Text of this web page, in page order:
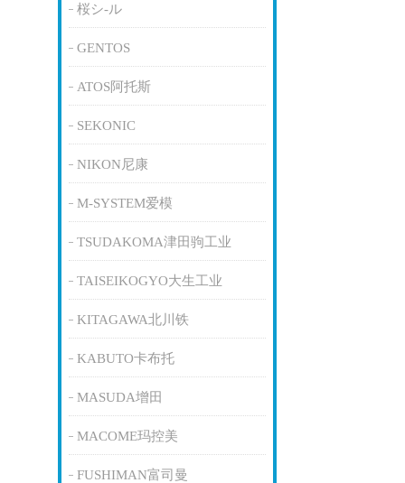
桜シ-ル
GENTOS
ATOS阿托斯
SEKONIC
NIKON尼康
M-SYSTEM爱模
TSUDAKOMA津田驹工业
TAISEIKOGYO大生工业
KITAGAWA北川铁
KABUTO卡布托
MASUDA增田
MACOME玛控美
FUSHIMAN富司曼